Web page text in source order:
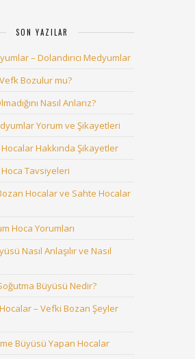
SON YAZILAR
– Dolandırıcı Medyumlar
Bozulur mu?
Nasıl Anlarız?
Yorum ve Şikayetleri
Hakkında Şikayetler
Tavsiyeleri
Hocalar ve Sahte Hocalar
Hoca Yorumları
Nasıl Anlaşılır ve Nasıl
Büyüsü Nedir?
– Vefki Bozan Şeyler
Büyüsü Yapan Hocalar